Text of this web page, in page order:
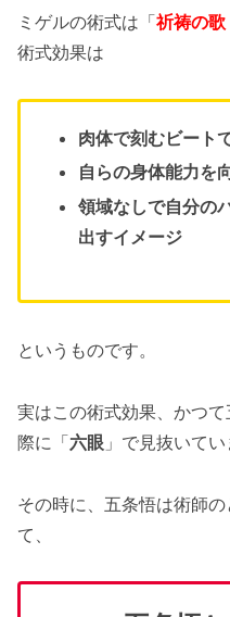
ミゲルの術式は「祈祷の歌
術式効果は
肉体で刻むビート
自らの身体能力を
領域なしで自分の
出すイメージ
というものです。
実はこの術式効果、かつ
際に「六眼 」で見抜いてい
その時に、五条悟は術師
て、